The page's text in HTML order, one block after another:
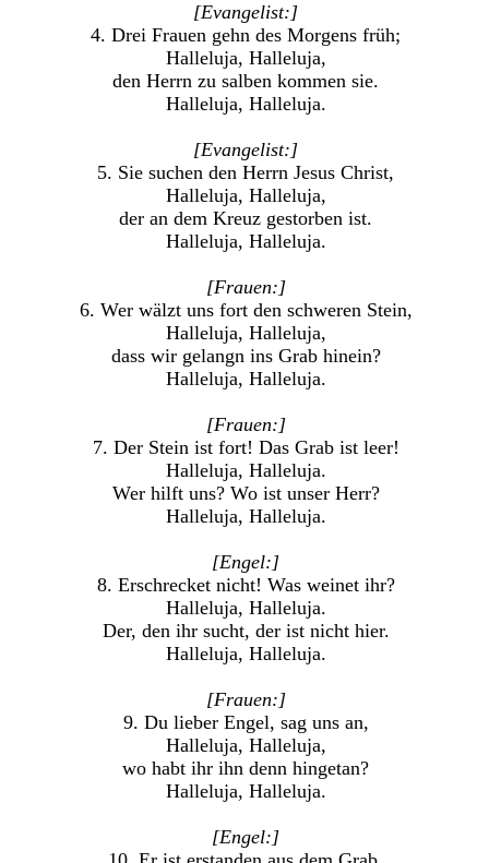
[Evangelist:]
4. Drei Frauen gehn des Morgens früh;
Halleluja, Halleluja,
den Herrn zu salben kommen sie.
Halleluja, Halleluja.
[Evangelist:]
5. Sie suchen den Herrn Jesus Christ,
Halleluja, Halleluja,
der an dem Kreuz gestorben ist.
Halleluja, Halleluja.
[Frauen:]
6. Wer wälzt uns fort den schweren Stein,
Halleluja, Halleluja,
dass wir gelangn ins Grab hinein?
Halleluja, Halleluja.
[Frauen:]
7. Der Stein ist fort! Das Grab ist leer!
Halleluja, Halleluja.
Wer hilft uns? Wo ist unser Herr?
Halleluja, Halleluja.
[Engel:]
8. Erschrecket nicht! Was weinet ihr?
Halleluja, Halleluja.
Der, den ihr sucht, der ist nicht hier.
Halleluja, Halleluja.
[Frauen:]
9. Du lieber Engel, sag uns an,
Halleluja, Halleluja,
wo habt ihr ihn denn hingetan?
Halleluja, Halleluja.
[Engel:]